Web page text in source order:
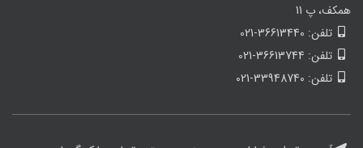
همکف، پ 11
تلفن: 36613440-021
تلفن: 36613744-021
تلفن: 33948740-021